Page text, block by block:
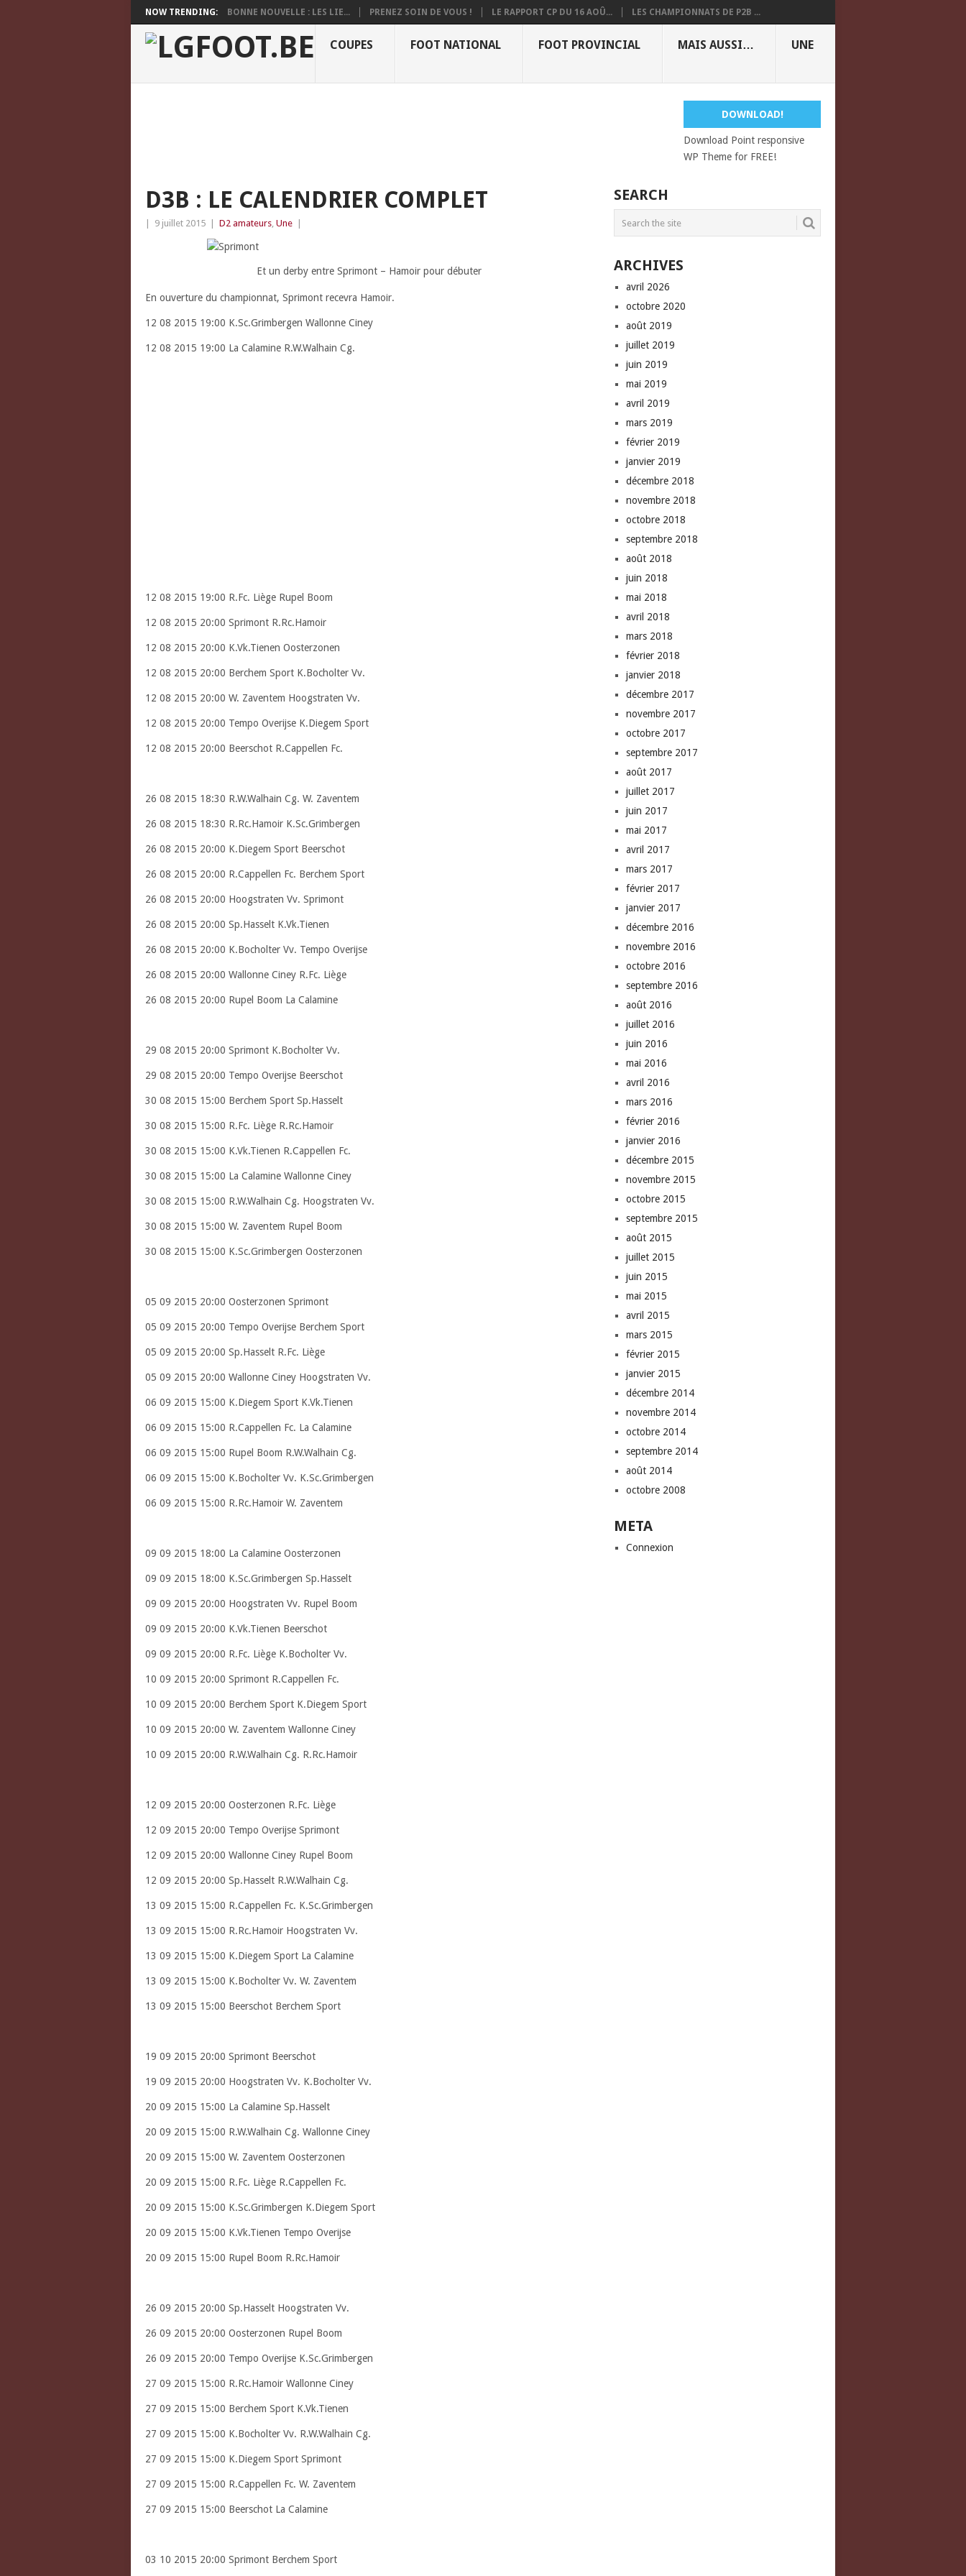
NOW TRENDING: BONNE NOUVELLE : LES LIE... PRENEZ SOIN DE VOUS ! LE RAPPORT CP DU 16 AOÛ... LES CHAMPIONNATS DE P2B ...
COUPES FOOT NATIONAL FOOT PROVINCIAL MAIS AUSSI… UNE
DOWNLOAD!
Download Point responsive
WP Theme for FREE!
D3B : LE CALENDRIER COMPLET
9 juillet 2015 D2 amateurs, Une
Et un derby entre Sprimont – Hamoir pour débuter
En ouverture du championnat, Sprimont recevra Hamoir.
12 08 2015 19:00 K.Sc.Grimbergen Wallonne Ciney
12 08 2015 19:00 La Calamine R.W.Walhain Cg.
12 08 2015 19:00 R.Fc. Liège Rupel Boom
12 08 2015 20:00 Sprimont R.Rc.Hamoir
12 08 2015 20:00 K.Vk.Tienen Oosterzonen
12 08 2015 20:00 Berchem Sport K.Bocholter Vv.
12 08 2015 20:00 W. Zaventem Hoogstraten Vv.
12 08 2015 20:00 Tempo Overijse K.Diegem Sport
12 08 2015 20:00 Beerschot R.Cappellen Fc.
26 08 2015 18:30 R.W.Walhain Cg. W. Zaventem
26 08 2015 18:30 R.Rc.Hamoir K.Sc.Grimbergen
26 08 2015 20:00 K.Diegem Sport Beerschot
26 08 2015 20:00 R.Cappellen Fc. Berchem Sport
26 08 2015 20:00 Hoogstraten Vv. Sprimont
26 08 2015 20:00 Sp.Hasselt K.Vk.Tienen
26 08 2015 20:00 K.Bocholter Vv. Tempo Overijse
26 08 2015 20:00 Wallonne Ciney R.Fc. Liège
26 08 2015 20:00 Rupel Boom La Calamine
29 08 2015 20:00 Sprimont K.Bocholter Vv.
29 08 2015 20:00 Tempo Overijse Beerschot
30 08 2015 15:00 Berchem Sport Sp.Hasselt
30 08 2015 15:00 R.Fc. Liège R.Rc.Hamoir
30 08 2015 15:00 K.Vk.Tienen R.Cappellen Fc.
30 08 2015 15:00 La Calamine Wallonne Ciney
30 08 2015 15:00 R.W.Walhain Cg. Hoogstraten Vv.
30 08 2015 15:00 W. Zaventem Rupel Boom
30 08 2015 15:00 K.Sc.Grimbergen Oosterzonen
05 09 2015 20:00 Oosterzonen Sprimont
05 09 2015 20:00 Tempo Overijse Berchem Sport
05 09 2015 20:00 Sp.Hasselt R.Fc. Liège
05 09 2015 20:00 Wallonne Ciney Hoogstraten Vv.
06 09 2015 15:00 K.Diegem Sport K.Vk.Tienen
06 09 2015 15:00 R.Cappellen Fc. La Calamine
06 09 2015 15:00 Rupel Boom R.W.Walhain Cg.
06 09 2015 15:00 K.Bocholter Vv. K.Sc.Grimbergen
06 09 2015 15:00 R.Rc.Hamoir W. Zaventem
09 09 2015 18:00 La Calamine Oosterzonen
09 09 2015 18:00 K.Sc.Grimbergen Sp.Hasselt
09 09 2015 20:00 Hoogstraten Vv. Rupel Boom
09 09 2015 20:00 K.Vk.Tienen Beerschot
09 09 2015 20:00 R.Fc. Liège K.Bocholter Vv.
10 09 2015 20:00 Sprimont R.Cappellen Fc.
10 09 2015 20:00 Berchem Sport K.Diegem Sport
10 09 2015 20:00 W. Zaventem Wallonne Ciney
10 09 2015 20:00 R.W.Walhain Cg. R.Rc.Hamoir
12 09 2015 20:00 Oosterzonen R.Fc. Liège
12 09 2015 20:00 Tempo Overijse Sprimont
12 09 2015 20:00 Wallonne Ciney Rupel Boom
12 09 2015 20:00 Sp.Hasselt R.W.Walhain Cg.
13 09 2015 15:00 R.Cappellen Fc. K.Sc.Grimbergen
13 09 2015 15:00 R.Rc.Hamoir Hoogstraten Vv.
13 09 2015 15:00 K.Diegem Sport La Calamine
13 09 2015 15:00 K.Bocholter Vv. W. Zaventem
13 09 2015 15:00 Beerschot Berchem Sport
19 09 2015 20:00 Sprimont Beerschot
19 09 2015 20:00 Hoogstraten Vv. K.Bocholter Vv.
20 09 2015 15:00 La Calamine Sp.Hasselt
20 09 2015 15:00 R.W.Walhain Cg. Wallonne Ciney
20 09 2015 15:00 W. Zaventem Oosterzonen
20 09 2015 15:00 R.Fc. Liège R.Cappellen Fc.
20 09 2015 15:00 K.Sc.Grimbergen K.Diegem Sport
20 09 2015 15:00 K.Vk.Tienen Tempo Overijse
20 09 2015 15:00 Rupel Boom R.Rc.Hamoir
26 09 2015 20:00 Sp.Hasselt Hoogstraten Vv.
26 09 2015 20:00 Oosterzonen Rupel Boom
26 09 2015 20:00 Tempo Overijse K.Sc.Grimbergen
27 09 2015 15:00 R.Rc.Hamoir Wallonne Ciney
27 09 2015 15:00 Berchem Sport K.Vk.Tienen
27 09 2015 15:00 K.Bocholter Vv. R.W.Walhain Cg.
27 09 2015 15:00 K.Diegem Sport Sprimont
27 09 2015 15:00 R.Cappellen Fc. W. Zaventem
27 09 2015 15:00 Beerschot La Calamine
03 10 2015 20:00 Sprimont Berchem Sport
SEARCH
ARCHIVES
avril 2026
octobre 2020
août 2019
juillet 2019
juin 2019
mai 2019
avril 2019
mars 2019
février 2019
janvier 2019
décembre 2018
novembre 2018
octobre 2018
septembre 2018
août 2018
juin 2018
mai 2018
avril 2018
mars 2018
février 2018
janvier 2018
décembre 2017
novembre 2017
octobre 2017
septembre 2017
août 2017
juillet 2017
juin 2017
mai 2017
avril 2017
mars 2017
février 2017
janvier 2017
décembre 2016
novembre 2016
octobre 2016
septembre 2016
août 2016
juillet 2016
juin 2016
mai 2016
avril 2016
mars 2016
février 2016
janvier 2016
décembre 2015
novembre 2015
octobre 2015
septembre 2015
août 2015
juillet 2015
juin 2015
mai 2015
avril 2015
mars 2015
février 2015
janvier 2015
décembre 2014
novembre 2014
octobre 2014
septembre 2014
août 2014
octobre 2008
META
Connexion